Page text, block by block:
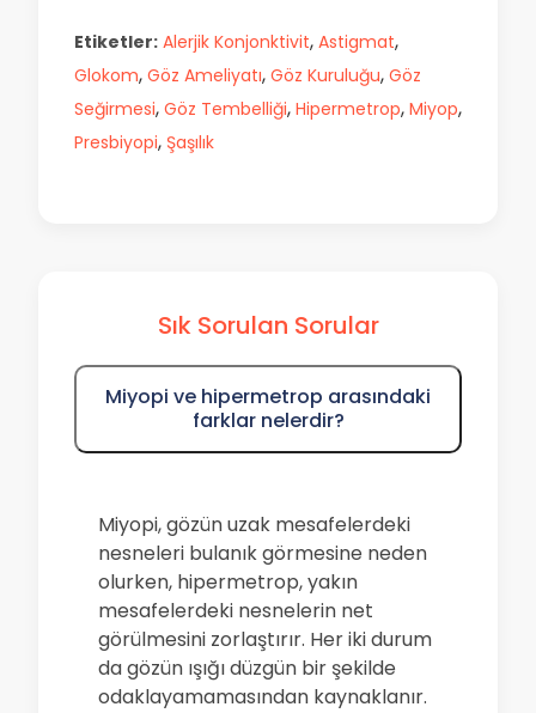
Etiketler: Alerjik Konjonktivit, Astigmat,
Glokom, Göz Ameliyatı, Göz Kuruluğu, Göz
Seğirmesi, Göz Tembelliği, Hipermetrop, Miyop,
Presbiyopi, Şaşılık
Sık Sorulan Sorular
Miyopi ve hipermetrop arasındaki
farklar nelerdir?
Miyopi, gözün uzak mesafelerdeki
nesneleri bulanık görmesine neden
olurken, hipermetrop, yakın
mesafelerdeki nesnelerin net
görülmesini zorlaştırır. Her iki durum
da gözün ışığı düzgün bir şekilde
odaklayamamasından kaynaklanır.